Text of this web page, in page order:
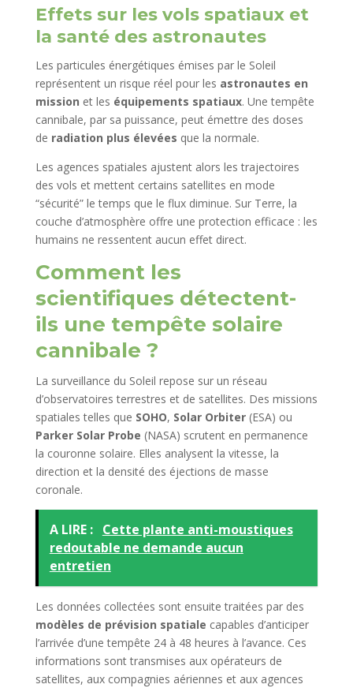
Effets sur les vols spatiaux et
la santé des astronautes
Les particules énergétiques émises par le Soleil
représentent un risque réel pour les astronautes en
mission et les équipements spatiaux. Une tempête
cannibale, par sa puissance, peut émettre des doses
de radiation plus élevées que la normale.
Les agences spatiales ajustent alors les trajectoires
des vols et mettent certains satellites en mode
“sécurité” le temps que le flux diminue. Sur Terre, la
couche d’atmosphère offre une protection efficace : les
humains ne ressentent aucun effet direct.
Comment les
scientifiques détectent-
ils une tempête solaire
cannibale ?
La surveillance du Soleil repose sur un réseau
d’observatoires terrestres et de satellites. Des missions
spatiales telles que SOHO, Solar Orbiter(ESA) ou
Parker Solar Probe (NASA) scrutent en permanence
la couronne solaire. Elles analysent la vitesse, la
direction et la densité des éjections de masse
coronale.
A LIRE : Cette plante anti-moustiques
redoutable ne demande aucun
entretien
Les données collectées sont ensuite traitées par des
modèles de prévision spatiale capables d’anticiper
l’arrivée d’une tempête 24 à 48 heures à l’avance. Ces
informations sont transmises aux opérateurs de
satellites, aux compagnies aériennes et aux agences